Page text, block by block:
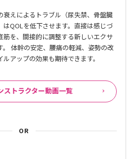
衰えによるトラブル（尿失禁、骨盤臓
はQOLを低下させます。直接は感じづ
筋を、間接的に調整する新しいエクサ
。 体幹の安定、腰痛の軽減、姿勢の改
ルアップの効果も期待できます。
ストラクター動画一覧
OR